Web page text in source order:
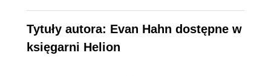
Tytuły autora: Evan Hahn dostępne w
księgarni Helion